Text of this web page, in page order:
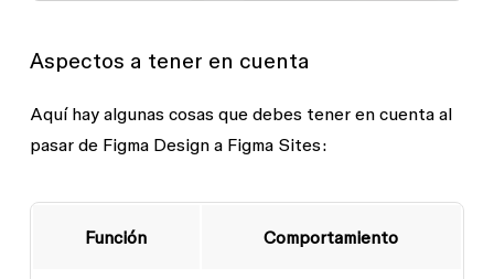
Aspectos a tener en cuenta
Aquí hay algunas cosas que debes tener en cuenta al
pasar de Figma Design a Figma Sites:
Función Comportamiento